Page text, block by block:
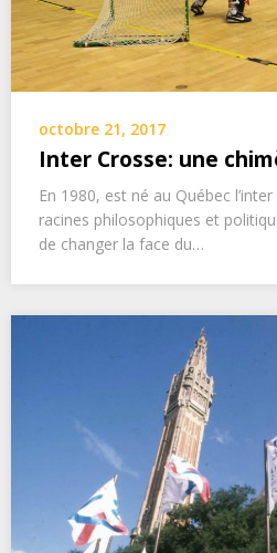
octobre 21, 2017
Inter Crosse: une
En 1980, est né au Québec
racines philosophiques et
de changer la face du…